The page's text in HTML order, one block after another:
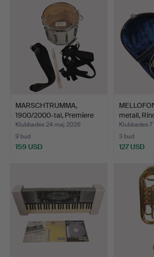
MARSCHTRUMMA,
1900/2000-tal, Premiere
lite…
Klubbades 24 maj 2026
9 bud
159 USD
metall,
Klubbades
3 bud
127 USD